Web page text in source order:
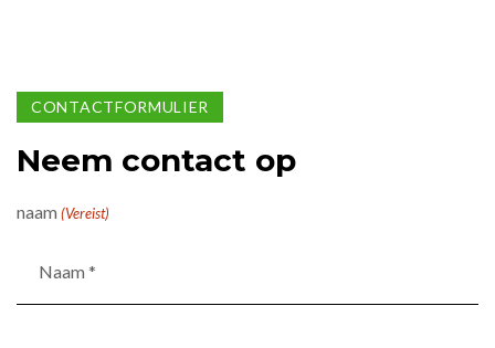
CONTACTFORMULIER
Neem contact op
naam (Vereist)